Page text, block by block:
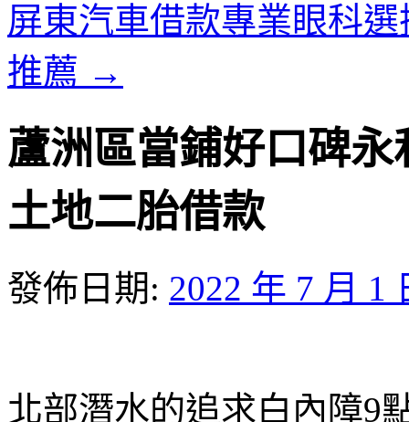
屏東汽車借款專業眼科
推薦 →
蘆洲區當鋪好口碑
土地二胎借款
發佈日期: 2022 年 7 月 1
北部潛水的追求白內障9